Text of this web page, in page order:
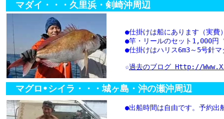
マダイ・・・久里浜・剣崎沖周辺
●仕掛けは船にあります（実
●竿・リールのセット1,000円
●仕掛けはハリス6m3～5号針
☆過去のブログ Http://
マグロ•シイラ・・・城ヶ島・沖の瀬沖周辺
●出船時間は自由です。予約出